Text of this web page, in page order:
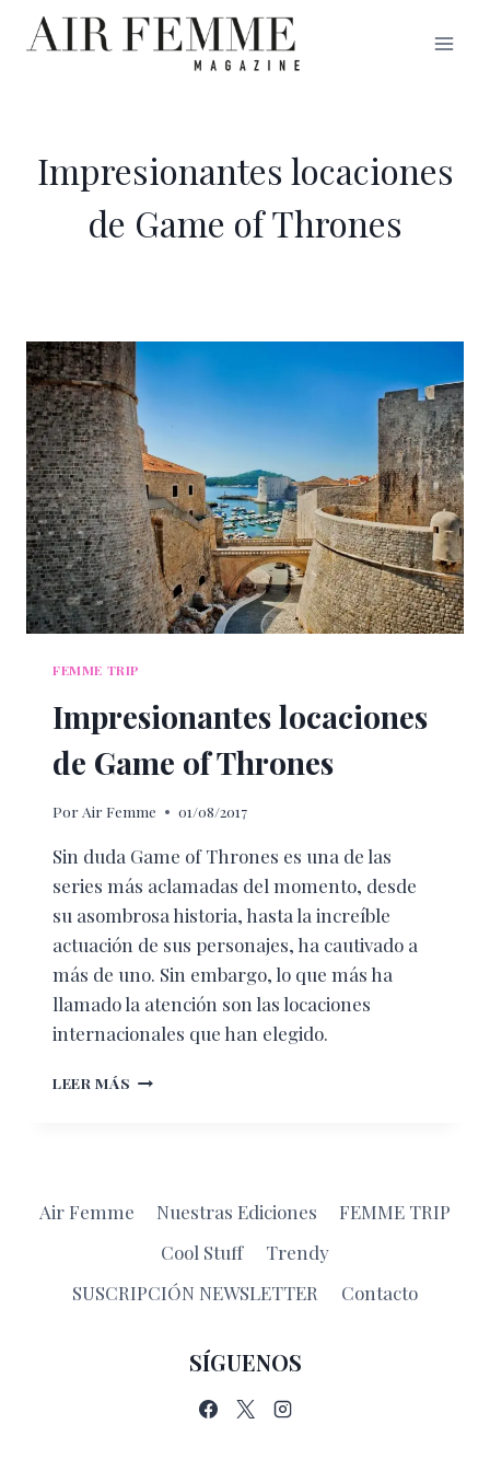
Saltar
Impresionantes locaciones
de Game of Thrones
FEMME TRIP
Impresionantes locaciones
de Game of Thrones
Por Air Femme 01/08/2017
Sin duda Game of Thrones es una de las
series más aclamadas del momento, desde
su asombrosa historia, hasta la increíble
actuación de sus personajes, ha cautivado a
más de uno. Sin embargo, lo que más ha
llamado la atención son las locaciones
internacionales que han elegido.
LEER MÁS IMPRESIONANTES
Air Femme Nuestras Ediciones
FEMME TRIP
Cool Stuff
Trendy
SUSCRIPCIÓN NEWSLETTER
Contacto
SÍGUENOS